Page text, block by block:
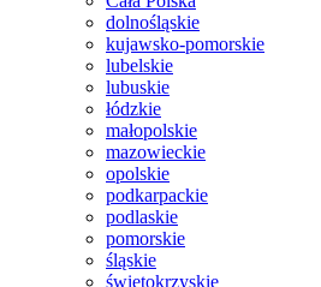
dolnośląskie
kujawsko-pomorskie
lubelskie
lubuskie
łódzkie
małopolskie
mazowieckie
opolskie
podkarpackie
podlaskie
pomorskie
śląskie
świętokrzyskie